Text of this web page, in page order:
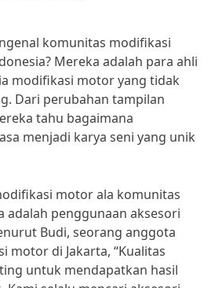
komunitas modifikasi
Mereka adalah para ahli
modifikasi motor yang tidak
Dari perubahan tampilan
tahu bagaimana
menjadi karya seni yang unik
motor ala komunitas
adalah penggunaan aksesori
Budi, seorang anggota
motor di Jakarta, “Kualitas
untuk mendapatkan hasil